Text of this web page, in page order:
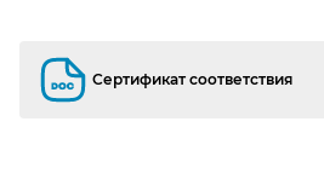
Сертификат соответствия